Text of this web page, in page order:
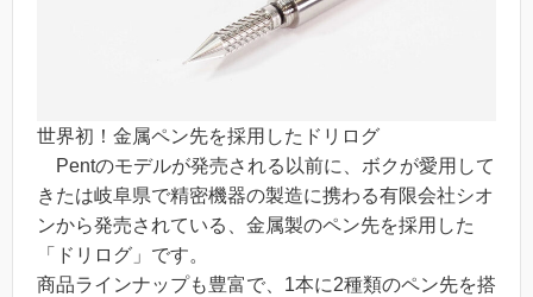
世界初！金属ペン先を採用したドリログ
Pentのモデルが発売される以前に、ボクが愛用して
きたは岐阜県で精密機器の製造に携わる有限会社シオ
ンから発売されている、金属製のペン先を採用した
「ドリログ」です。
商品ラインナップも豊富で、1本に2種類のペン先を搭